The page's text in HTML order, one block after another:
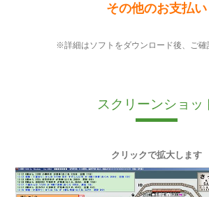
その他のお支払い
※詳細はソフトをダウンロード後、ご確
スクリーンショッ
クリックで拡大します